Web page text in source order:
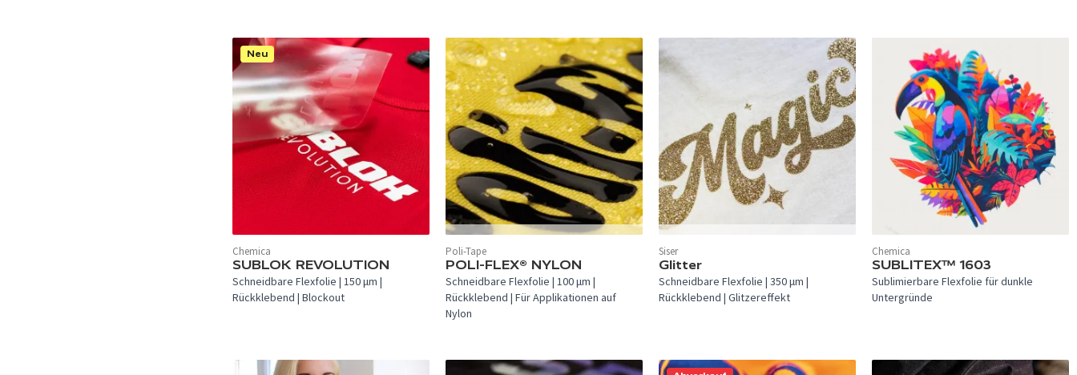
In 1 Farbe verfügbar.
Neu
Chemica
SUBLOK REVOLUTION
Schneidbare Flexfolie | 150 µm |
Rückklebend | Blockout
In 13 Farben verfügbar.
Poli-Tape
POLI-FLEX® NYLON
Schneidbare Flexfolie | 100 µm |
Rückklebend | Für Applikationen auf
Nylon
In 33 Farben verfügbar.
Siser
Glitter
Schneidbare Flexfolie | 350 µm |
Rückklebend | Glitzereffekt
In 1 Farbe verfügbar.
Chemica
SUBLITEX™ 1603
Sublimierbare Flexfolie für dunkle
Untergründe